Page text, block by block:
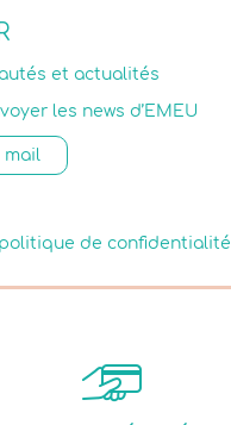
et actualités
les news d’EMEU
de confidentialité